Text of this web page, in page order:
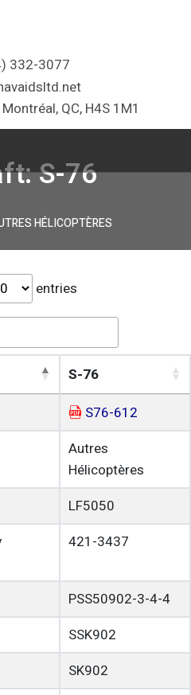
332-3077
QC, H4S 1M1
S-76
HÉLICOPTÈRES
entries
S-76
S76-612
Autres
Hélicoptères
LF5050
421-3437
PSS50902-3-4-4
SSK902
SK902